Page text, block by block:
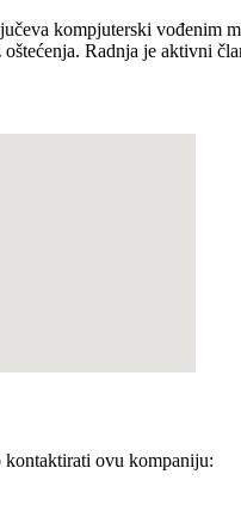
kompjuterski vođenim
Radnja je aktivni
kontaktirati ovu kompaniju: